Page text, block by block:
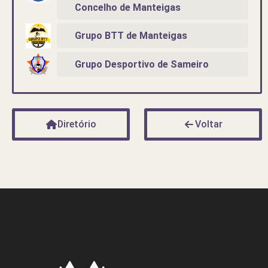
Concelho de Manteigas
Grupo BTT de Manteigas
Grupo Desportivo de Sameiro
Diretório Voltar